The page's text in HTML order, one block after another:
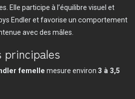
Elle participe à l’équilibre visuel et
Endler et favorise un comportement
avec des mâles.
femelle mesure environ 3 à 3,5